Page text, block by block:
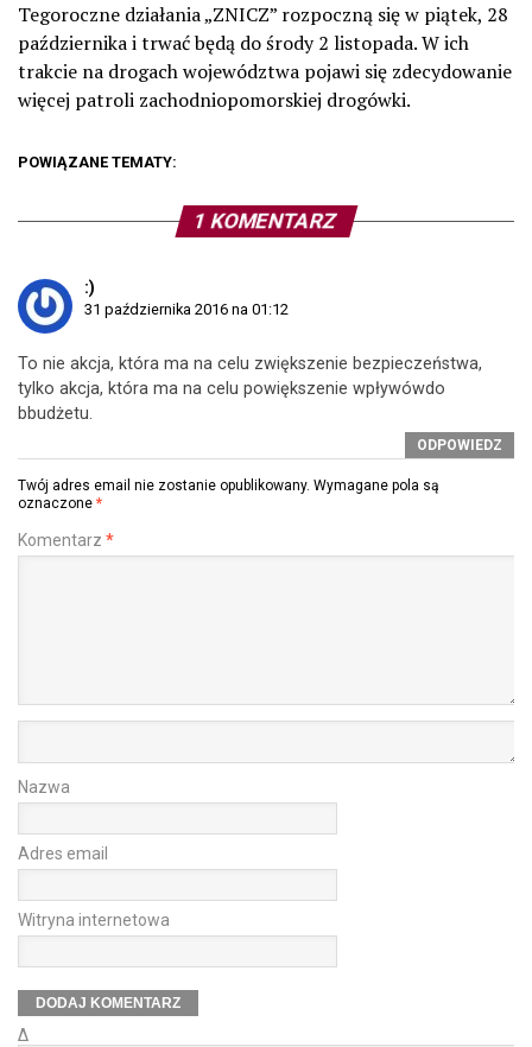
Tegoroczne działania „ZNICZ” rozpoczną się w piątek, 28
października i trwać będą do środy 2 listopada. W ich
trakcie na drogach województwa pojawi się zdecydowanie
więcej patroli zachodniopomorskiej drogówki.
POWIĄZANE TEMATY:
1 KOMENTARZ
:)
31 października 2016 na 01:12
To nie akcja, która ma na celu zwiększenie bezpieczeństwa,
tylko akcja, która ma na celu powiększenie wpływówdo
bbudżetu.
ODPOWIEDZ
Twój adres email nie zostanie opublikowany. Wymagane pola są
oznaczone *
Komentarz *
Nazwa
Adres email
Witryna internetowa
Δ